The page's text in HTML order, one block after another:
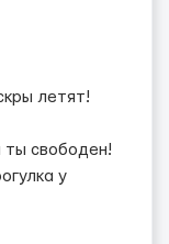
летят!
ты свободен!
у